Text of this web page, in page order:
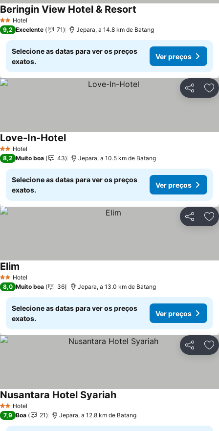
2 Estrelas
Hotel
Beringin View Hotel & Resort
9,2 Excelente 71 Jepara, a 14.8 km de Batang
Selecione as datas para ver os preços
exatos.
Ver preços
Partilhar
2 Estrelas
Hotel
Love-In-HotelVer preços
8,2 Muito boa 43 Jepara, a 10.5 km de Batang
Selecione as datas para ver os preços
exatos.
Ver preços
Partilhar
2 Estrelas
Hotel
Elim
8,0 Muito boa 36 Jepara, a 13.0 km de Batang
Selecione as datas para ver os preços
exatos.
Ver preços
Partilhar
2 Estrelas
Hotel
Nusantara Hotel SyariahVer preços
7,9 Boa 21 Jepara, a 12.8 km de Batang